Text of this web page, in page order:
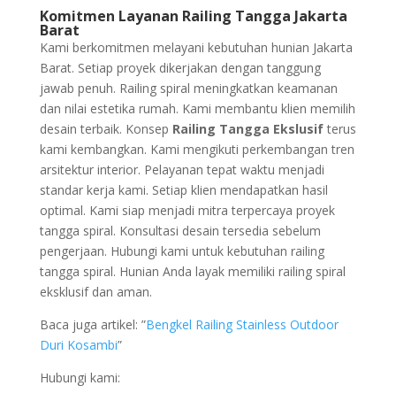
Komitmen Layanan Railing Tangga Jakarta
Barat
Kami berkomitmen melayani kebutuhan hunian Jakarta
Barat. Setiap proyek dikerjakan dengan tanggung
jawab penuh. Railing spiral meningkatkan keamanan
dan nilai estetika rumah. Kami membantu klien memilih
desain terbaik. Konsep Railing Tangga Ekslusifterus
kami kembangkan. Kami mengikuti perkembangan tren
arsitektur interior. Pelayanan tepat waktu menjadi
standar kerja kami. Setiap klien mendapatkan hasil
optimal. Kami siap menjadi mitra terpercaya proyek
tangga spiral. Konsultasi desain tersedia sebelum
pengerjaan. Hubungi kami untuk kebutuhan railing
tangga spiral. Hunian Anda layak memiliki railing spiral
eksklusif dan aman.
Baca juga artikel: ”Bengkel Railing Stainless Outdoor
Duri Kosambi”
Hubungi kami: